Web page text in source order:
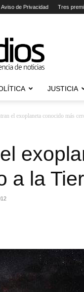
Aviso de Privacidad Tres
JUSTICIA
el exoplaneta conocido más
a la